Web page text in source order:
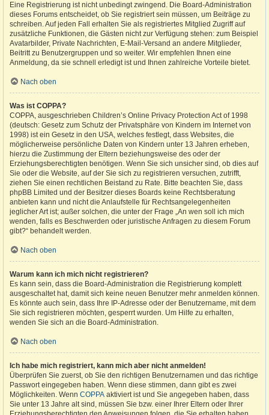
Eine Registrierung ist nicht unbedingt zwingend. Die Board-Administration
dieses Forums entscheidet, ob Sie registriert sein müssen, um Beiträge zu
schreiben. Auf jeden Fall erhalten Sie als registriertes Mitglied Zugriff auf
zusätzliche Funktionen, die Gästen nicht zur Verfügung stehen: zum Beispiel
Avatarbilder, Private Nachrichten, E-Mail-Versand an andere Mitglieder,
Beitritt zu Benutzergruppen und so weiter. Wir empfehlen Ihnen eine
Anmeldung, da sie schnell erledigt ist und Ihnen zahlreiche Vorteile bietet.
Nach oben
Was ist COPPA?
COPPA, ausgeschrieben Children’s Online Privacy Protection Act of 1998
(deutsch: Gesetz zum Schutz der Privatsphäre von Kindern im Internet von
1998) ist ein Gesetz in den USA, welches festlegt, dass Websites, die
möglicherweise persönliche Daten von Kindern unter 13 Jahren erheben,
hierzu die Zustimmung der Eltern beziehungsweise des oder der
Erziehungsberechtigten benötigen. Wenn Sie sich unsicher sind, ob dies auf
Sie oder die Website, auf der Sie sich zu registrieren versuchen, zutrifft,
ziehen Sie einen rechtlichen Beistand zu Rate. Bitte beachten Sie, dass
phpBB Limited und der Besitzer dieses Boards keine Rechtsberatung
anbieten kann und nicht die Anlaufstelle für Rechtsangelegenheiten
jeglicher Art ist; außer solchen, die unter der Frage „An wen soll ich mich
wenden, falls es Beschwerden oder juristische Anfragen zu diesem Forum
gibt?“ behandelt werden.
Nach oben
Warum kann ich mich nicht registrieren?
Es kann sein, dass die Board-Administration die Registrierung komplett
ausgeschaltet hat, damit sich keine neuen Benutzer mehr anmelden können.
Es könnte auch sein, dass Ihre IP-Adresse oder der Benutzername, mit dem
Sie sich registrieren möchten, gesperrt wurden. Um Hilfe zu erhalten,
wenden Sie sich an die Board-Administration.
Nach oben
Ich habe mich registriert, kann mich aber nicht anmelden!
Überprüfen Sie zuerst, ob Sie den richtigen Benutzernamen und das richtige
Passwort eingegeben haben. Wenn diese stimmen, dann gibt es zwei
Möglichkeiten. Wenn COPPA aktiviert ist und Sie angegeben haben, dass
Sie unter 13 Jahre alt sind, müssen Sie bzw. einer Ihrer Eltern oder Ihrer